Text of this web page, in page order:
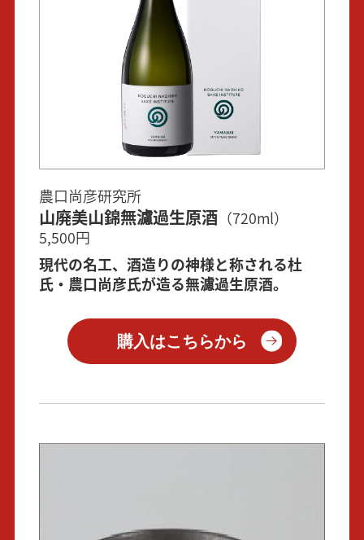
農口尚彦研究所
山廃美山錦無濾過生原酒（720ml）
5,500円
現代の名工、酒造りの神様と称される杜
氏・農口尚彦氏が造る無濾過生原酒。
購入はこちらから